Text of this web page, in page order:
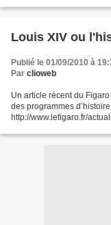
Louis XIV ou
Publié le 01/09/2010 à
Par clioweb
Un article récent du
des programmes
http://www.lefigaro.fr/